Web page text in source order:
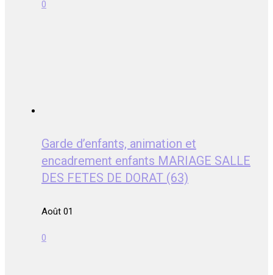
0
Garde d’enfants, animation et
encadrement enfants MARIAGE SALLE
DES FETES DE DORAT (63)
Août 01
0